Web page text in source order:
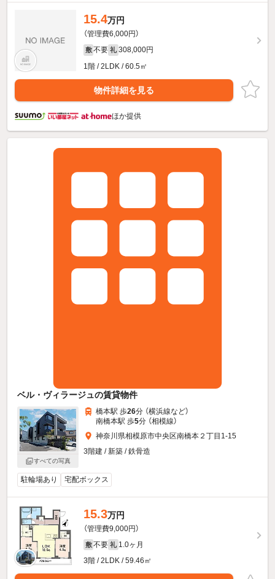
15.4万円
（管理費6,000円）
敷 不要 礼 308,000円
1階 / 2LDK / 60.5㎡
物件詳細を見る
ほか提供
ベル・ヴィラージュの賃貸物件
すべての写真
橋本駅 歩26分 （横浜線など）
南橋本駅 歩5分 （相模線）
神奈川県相模原市中央区南橋本２丁目1-15
3階建 / 新築 / 鉄骨造
駐輪場あり 宅配ボックス
15.3万円
（管理費9,000円）
敷 不要 礼 1.0ヶ月
3階 / 2LDK / 59.46㎡